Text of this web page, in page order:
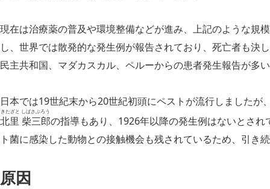
現在は治療薬の普及や環境整備などが進み、上記のような規
し、世界では散発的な発生例が報告されており、死亡者も決
民主共和国、マダカスカル、ペルーからの患者発生報告が多
日本では19世紀末から20世紀初頭にペストが流行しましたが
北里 柴三郎
きたざと しばさぶろう
の指導もあり、1926年以降の発生例はないとさ
ト菌に感染した動物との接触機会も残されているため、引き
原因